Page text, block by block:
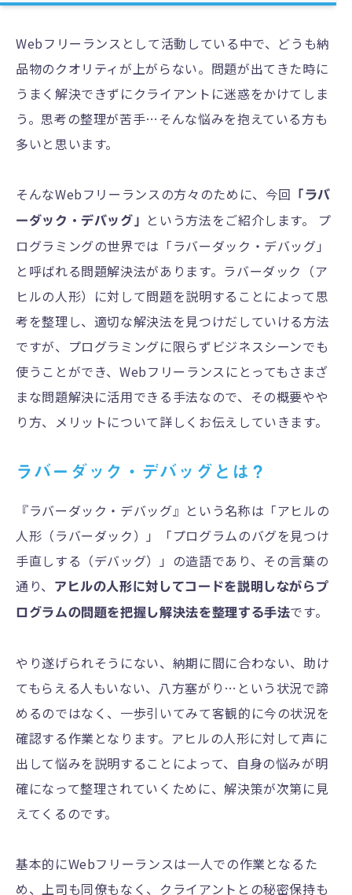
Webフリーランスとして活動している中で、どうも納
品物のクオリティが上がらない。問題が出てきた時に
うまく解決できずにクライアントに迷惑をかけてしま
う。思考の整理が苦手…そんな悩みを抱えている方も
多いと思います。
そんなWebフリーランスの方々のために、今回 「ラバ
ーダック・デバッグ」
という方法をご紹介します。 プ
ログラミングの世界では「ラバーダック・デバッグ」
と呼ばれる問題解決法があります。ラバーダック（ア
ヒルの人形）に対して問題を説明することによって思
考を整理し、適切な解決法を見つけだしていける方法
ですが、プログラミングに限らずビジネスシーンでも
使うことができ、Webフリーランスにとってもさまざ
まな問題解決に活用できる手法なので、その概要やや
り方、メリットについて詳しくお伝えしていきます。
ラバーダック・デバッグとは？
『ラバーダック・デバッグ』という名称は「アヒルの
人形（ラバーダック）」「プログラムのバグを見つけ
手直しする（デバッグ）」の造語であり、その言葉の
通り、
アヒルの人形に対してコードを説明しながらプ
ログラムの問題を把握し解決法を整理する手法です。
やり遂げられそうにない、納期に間に合わない、助け
てもらえる人もいない、八方塞がり…という状況で諦
めるのではなく、一歩引いてみて客観的に今の状況を
確認する作業となります。アヒルの人形に対して声に
出して悩みを説明することによって、自身の悩みが明
確になって整理されていくために、解決策が次第に見
えてくるのです。
基本的にWebフリーランスは一人での作業となるた
め、上司も同僚もなく、クライアントとの秘密保持も